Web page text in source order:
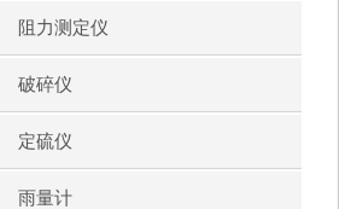
阻力测定仪
破碎仪
定硫仪
雨量计